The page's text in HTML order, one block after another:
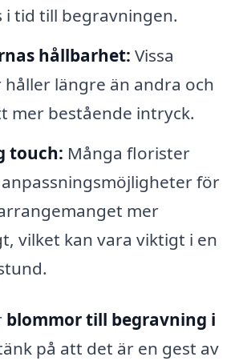
i tid till begravningen.
hållbarhet: Vissa
längre än andra och
mer bestående intryck.
touch: Många florister
för
mer
vilket kan vara viktigt i en
blommor till begravning i
på att det är en gest av